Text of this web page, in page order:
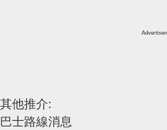
其他推介:
巴士路線消息